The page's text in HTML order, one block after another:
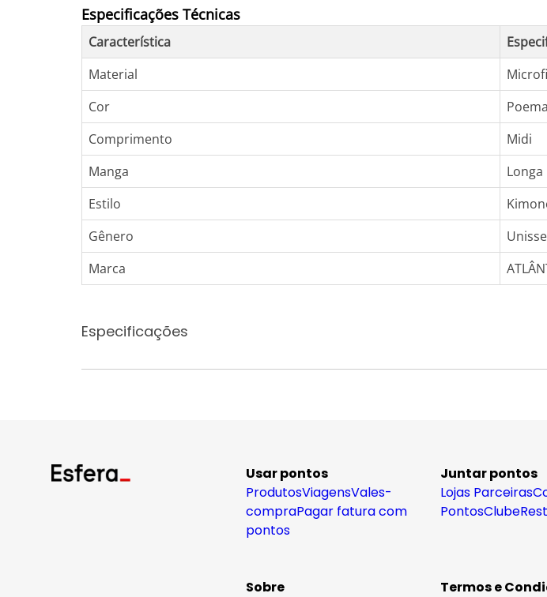
Especificações Técnicas
Característica
Material
Cor
Poema
Comprimento
Midi
Manga
Longa
Estilo
Gênero
Marca
Especificações
Usar pontos
ProdutosViagensVales-
compraPagar fatura com
pontos
Juntar pontos
Lojas Parceiras
PontosClube
Sobre Termos e